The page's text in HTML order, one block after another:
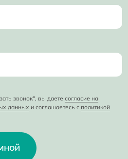
звонок", вы даете согласие на
данных и соглашаетесь с политикой